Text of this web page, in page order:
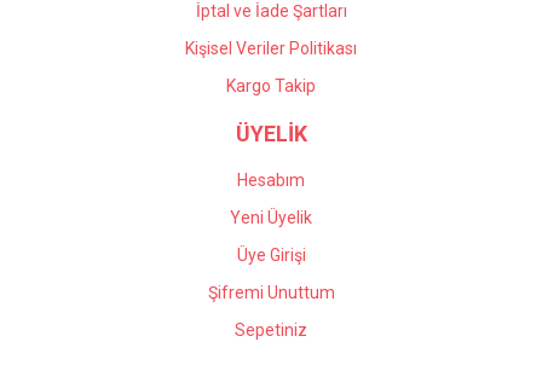
İptal ve İade Şartları
Kişisel Veriler Politikası
Kargo Takip
ÜYELİK
Hesabım
Yeni Üyelik
Üye Girişi
Şifremi Unuttum
Sepetiniz